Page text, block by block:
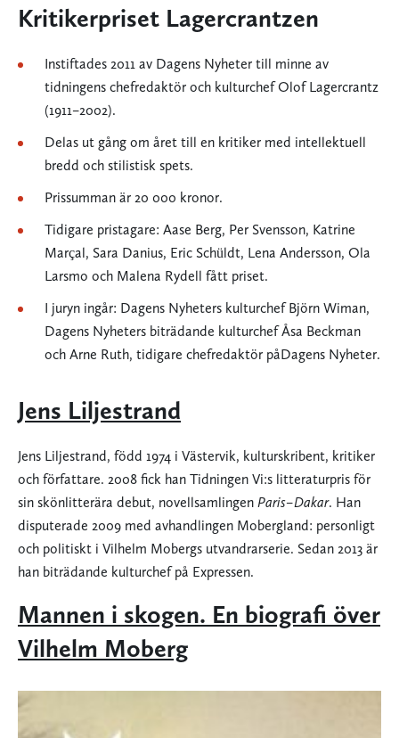
Kritikerpriset Lagercrantzen
Instiftades 2011 av Dagens Nyheter till minne av
tidningens chefredaktör och kulturchef Olof Lagercrantz
(1911–2002).
Delas ut gång om året till en kritiker med intellektuell
bredd och stilistisk spets.
Prissumman är 20 000 kronor.
Tidigare pristagare: Aase Berg, Per Svensson, Katrine
Marçal, Sara Danius, Eric Schüldt, Lena Andersson, Ola
Larsmo och Malena Rydell fått priset.
I juryn ingår: Dagens Nyheters kulturchef Björn Wiman,
Dagens Nyheters biträdande kulturchef Åsa Beckman
och Arne Ruth, tidigare chefredaktör påDagens Nyheter.
Jens Liljestrand
Jens Liljestrand, född 1974 i Västervik, kulturskribent, kritiker
och författare. 2008 fick han Tidningen Vi:s litteraturpris för
sin skönlitterära debut, novellsamlingen Paris–Dakar. Han
disputerade 2009 med avhandlingen Mobergland: personligt
och politiskt i Vilhelm Mobergs utvandrarserie. Sedan 2013 är
han biträdande kulturchef på Expressen.
Mannen i skogen. En biografi över
Vilhelm Moberg